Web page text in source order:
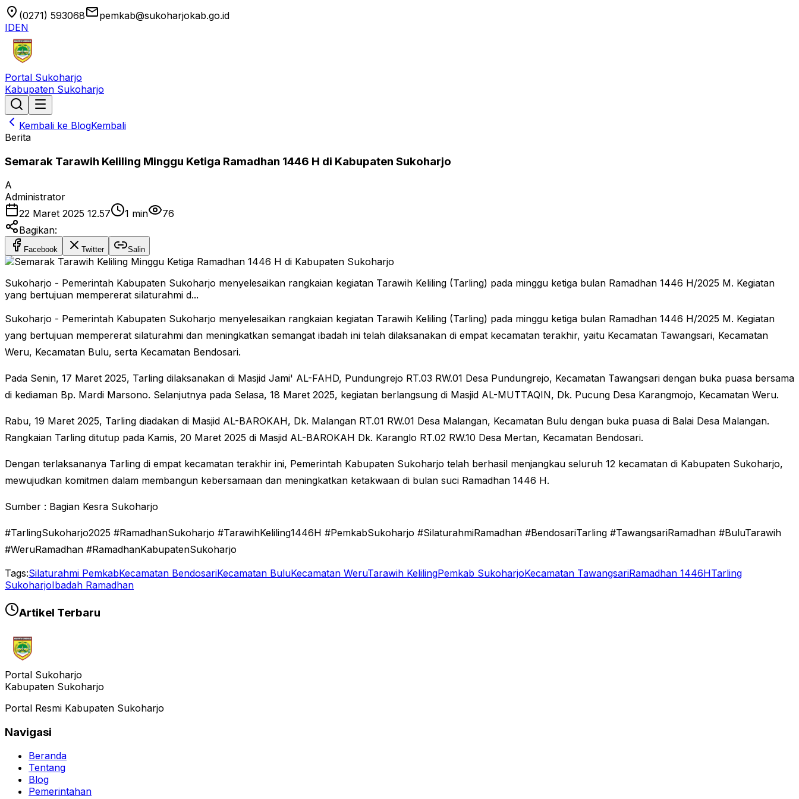
location_on (0271) 593068emailpemkab@sukoharjokab.go.id
IDEN
Portal Sukoharjo
Kabupaten Sukoharjo
Kembali ke BlogKembali
Berita
Semarak Tarawih Keliling Minggu Ketiga Ramadhan 1446 H di Kabupaten Sukoharjo
A
Administrator
22 Maret 2025 12.57
1 min
76
Bagikan:
Facebook Twitter Salin
Sukoharjo - Pemerintah Kabupaten Sukoharjo menyelesaikan rangkaian kegiatan Tarawih Keliling (Tarling) pada minggu ketiga bulan Ramadhan 1446 H/2025 M. Kegiatan
yang bertujuan mempererat silaturahmi d...
Sukoharjo - Pemerintah Kabupaten Sukoharjo menyelesaikan rangkaian kegiatan Tarawih Keliling (Tarling) pada minggu ketiga bulan Ramadhan 1446 H/2025 M. Kegiatan
yang bertujuan mempererat silaturahmi dan meningkatkan semangat ibadah ini telah dilaksanakan di empat kecamatan terakhir, yaitu Kecamatan Tawangsari, Kecamatan
Weru, Kecamatan Bulu, serta Kecamatan Bendosari.
Pada Senin, 17 Maret 2025, Tarling dilaksanakan di Masjid Jami' AL-FAHD, Pundungrejo RT.03 RW.01 Desa Pundungrejo, Kecamatan Tawangsari dengan buka puasa bersama
di kediaman Bp. Mardi Marsono. Selanjutnya pada Selasa, 18 Maret 2025, kegiatan berlangsung di Masjid AL-MUTTAQIN, Dk. Pucung Desa Karangmojo, Kecamatan Weru.
Rabu, 19 Maret 2025, Tarling diadakan di Masjid AL-BAROKAH, Dk. Malangan RT.01 RW.01 Desa Malangan, Kecamatan Bulu dengan buka puasa di Balai Desa Malangan.
Rangkaian Tarling ditutup pada Kamis, 20 Maret 2025 di Masjid AL-BAROKAH Dk. Karanglo RT.02 RW.10 Desa Mertan, Kecamatan Bendosari.
Dengan terlaksananya Tarling di empat kecamatan terakhir ini, Pemerintah Kabupaten Sukoharjo telah berhasil menjangkau seluruh 12 kecamatan di Kabupaten Sukoharjo,
mewujudkan komitmen dalam membangun kebersamaan dan meningkatkan ketakwaan di bulan suci Ramadhan 1446 H.
Sumber : Bagian Kesra Sukoharjo
#TarlingSukoharjo2025 #RamadhanSukoharjo #TarawihKeliling1446H #PemkabSukoharjo #SilaturahmiRamadhan #BendosariTarling #TawangsariRamadhan #BuluTarawih
#WeruRamadhan #RamadhanKabupatenSukoharjo
Tags:Silaturahmi PemkabKecamatan BendosariKecamatan BuluKecamatan WeruTarawih KelilingPemkab SukoharjoKecamatan TawangsariRamadhan 1446HTarling
SukoharjoIbadah Ramadhan
Artikel Terbaru
Portal Sukoharjo
Kabupaten Sukoharjo
Portal Resmi Kabupaten Sukoharjo
Navigasi
Beranda
Tentang
Blog
Pemerintahan